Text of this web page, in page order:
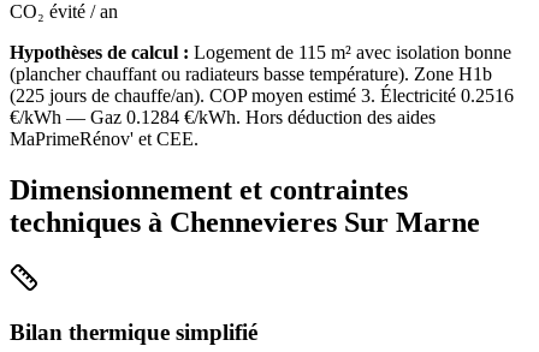
CO₂ évité / an
Hypothèses de calcul : Logement de 115 m² avec isolation bonne
(plancher chauffant ou radiateurs basse température). Zone H1b
(225 jours de chauffe/an). COP moyen estimé 3. Électricité 0.2516
€/kWh — Gaz 0.1284 €/kWh. Hors déduction des aides
MaPrimeRénov' et CEE.
Dimensionnement et contraintes
techniques à Chennevieres Sur Marne
Bilan thermique simplifié